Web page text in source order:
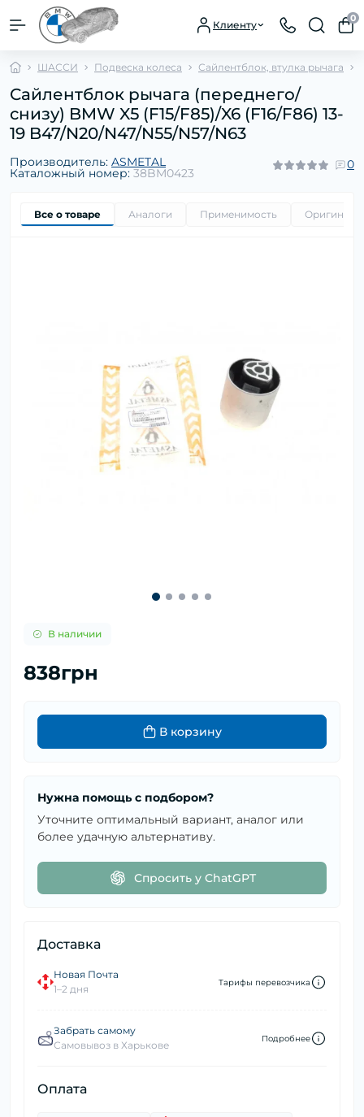
Клиенту
0
ШАССИ Подвеска колеса Сайлентблок, втулка рычага
Сайлентблок рычага (переднего/
снизу) BMW X5 (F15/F85)/X6 (F16/F86) 13-
19 B47/N20/N47/N55/N57/N63
Производитель: ASMETAL
Каталожный номер: 38BM0423
0
Все о товаре Аналоги Применимость
В наличии
838грн
В корзину
Нужна помощь с подбором?
Уточните оптимальный вариант, аналог или
более удачную альтернативу.
Спросить у ChatGPT
Доставка
Новая Почта
1–2 дня
Тарифы перевозчика
Забрать самому
Самовывоз в Харькове
Подробнее
Оплата